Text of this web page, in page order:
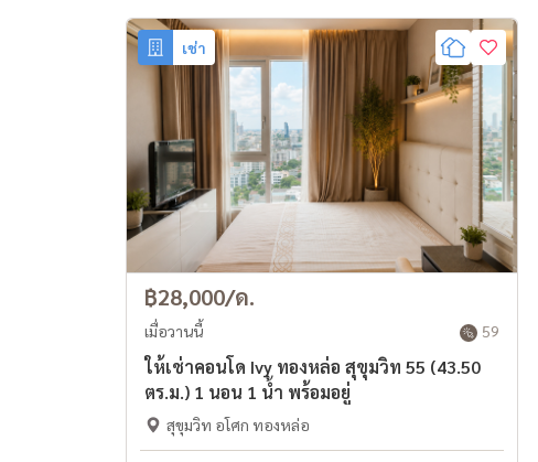
เช่า
฿28,000/ด.
เมื่อวานนี้ 59
ให้เช่าคอนโด Ivy ทองหล่อ สุขุมวิท 55 (43.50
ตร.ม.) 1 นอน 1 น้ำ พร้อมอยู่
สุขุมวิท อโศก ทองหล่อ